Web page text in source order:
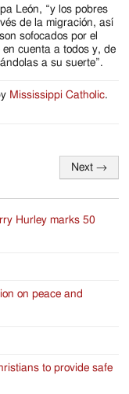
León, “y los pobres
de la migración, así
sofocados por el
cuenta a todos y, de
a su suerte”.
Mississippi Catholic.
Next →
Hurley marks 50
on peace and
to provide safe